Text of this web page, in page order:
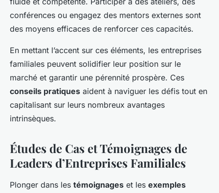
conférences ou engagez des mentors externes sont
des moyens efficaces de renforcer ces capacités.
En mettant l’accent sur ces éléments, les entreprises
familiales peuvent solidifier leur position sur le
marché et garantir une pérennité prospère. Ces
conseils pratiques aident à naviguer les défis tout en
capitalisant sur leurs nombreux avantages
intrinsèques.
Études de Cas et Témoignages de
Leaders d’Entreprises Familiales
Plonger dans les témoignages et les exemples